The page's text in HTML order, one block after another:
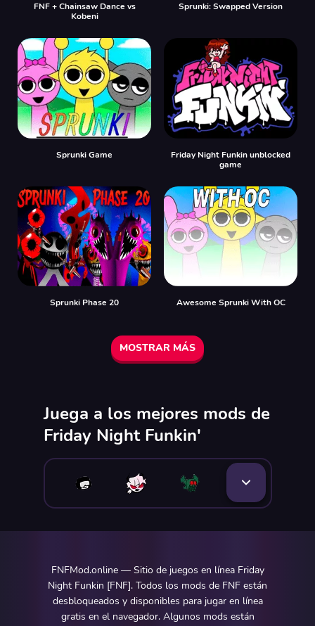
FNF + Chainsaw Dance vs
Kobeni
Sprunki: Swapped Version
Sprunki Game
Friday Night Funkin unblocked
game
Sprunki Phase 20 Awesome Sprunki With OC
MOSTRAR MÁS
Juega a los mejores mods de
Friday Night Funkin'
FNFMod.online — Sitio de juegos en línea Friday
Night Funkin [FNF]. Todos los mods de FNF están
desbloqueados y disponibles para jugar en línea
gratis en el navegador. Algunos mods están